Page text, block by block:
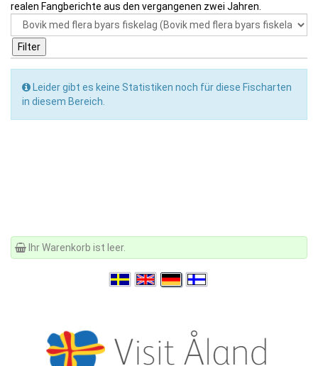
realen Fangberichte aus den vergangenen zwei Jahren.
Leider gibt es keine Statistiken noch für diese Fischarten
in diesem Bereich.
Ihr Warenkorb ist leer.